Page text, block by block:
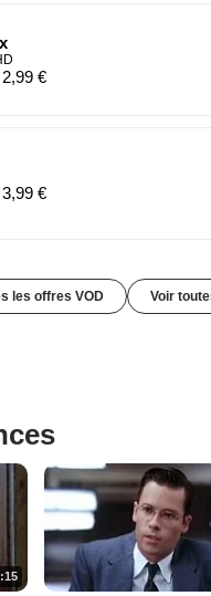
€
€
les offres VOD Voir